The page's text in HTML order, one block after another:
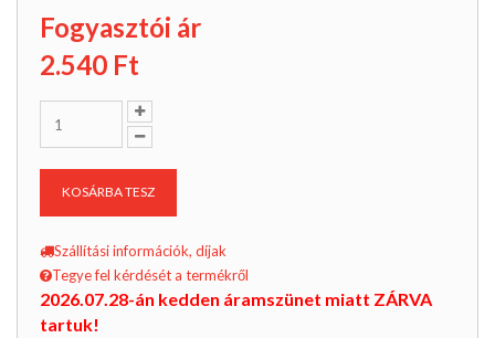
Fogyasztói ár
2.540 Ft
KOSÁRBA TESZ
Szállítási információk, díjak
Tegye fel kérdését a termékről
2026.07.28-án kedden áramszünet miatt ZÁRVA
tartuk!